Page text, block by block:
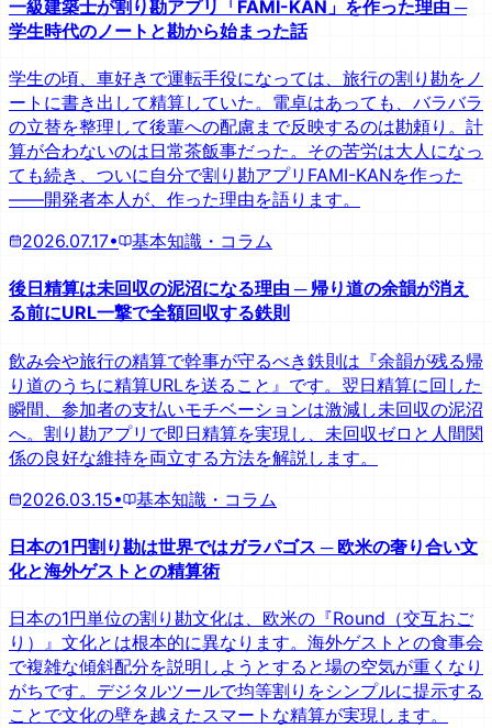
一級建築士が割り勘アプリ「FAMI-KAN」を作った理由 ─
学生時代のノートと勘から始まった話
学生の頃、車好きで運転手役になっては、旅行の割り勘をノ
ートに書き出して精算していた。電卓はあっても、バラバラ
の立替を整理して後輩への配慮まで反映するのは勘頼り。計
算が合わないのは日常茶飯事だった。その苦労は大人になっ
ても続き、ついに自分で割り勘アプリFAMI-KANを作った
——開発者本人が、作った理由を語ります。
2026.07.17• 基本知識・コラム
後日精算は未回収の泥沼になる理由 ─ 帰り道の余韻が消え
る前にURL一撃で全額回収する鉄則
飲み会や旅行の精算で幹事が守るべき鉄則は『余韻が残る帰
り道のうちに精算URLを送ること』です。翌日精算に回した
瞬間、参加者の支払いモチベーションは激減し未回収の泥沼
へ。割り勘アプリで即日精算を実現し、未回収ゼロと人間関
係の良好な維持を両立する方法を解説します。
2026.03.15• 基本知識・コラム
日本の1円割り勘は世界ではガラパゴス ─ 欧米の奢り合い文
化と海外ゲストとの精算術
日本の1円単位の割り勘文化は、欧米の『Round（交互おご
り）』文化とは根本的に異なります。海外ゲストとの食事会
で複雑な傾斜配分を説明しようとすると場の空気が重くなり
がちです。デジタルツールで均等割りをシンプルに提示する
ことで文化の壁を越えたスマートな精算が実現します。